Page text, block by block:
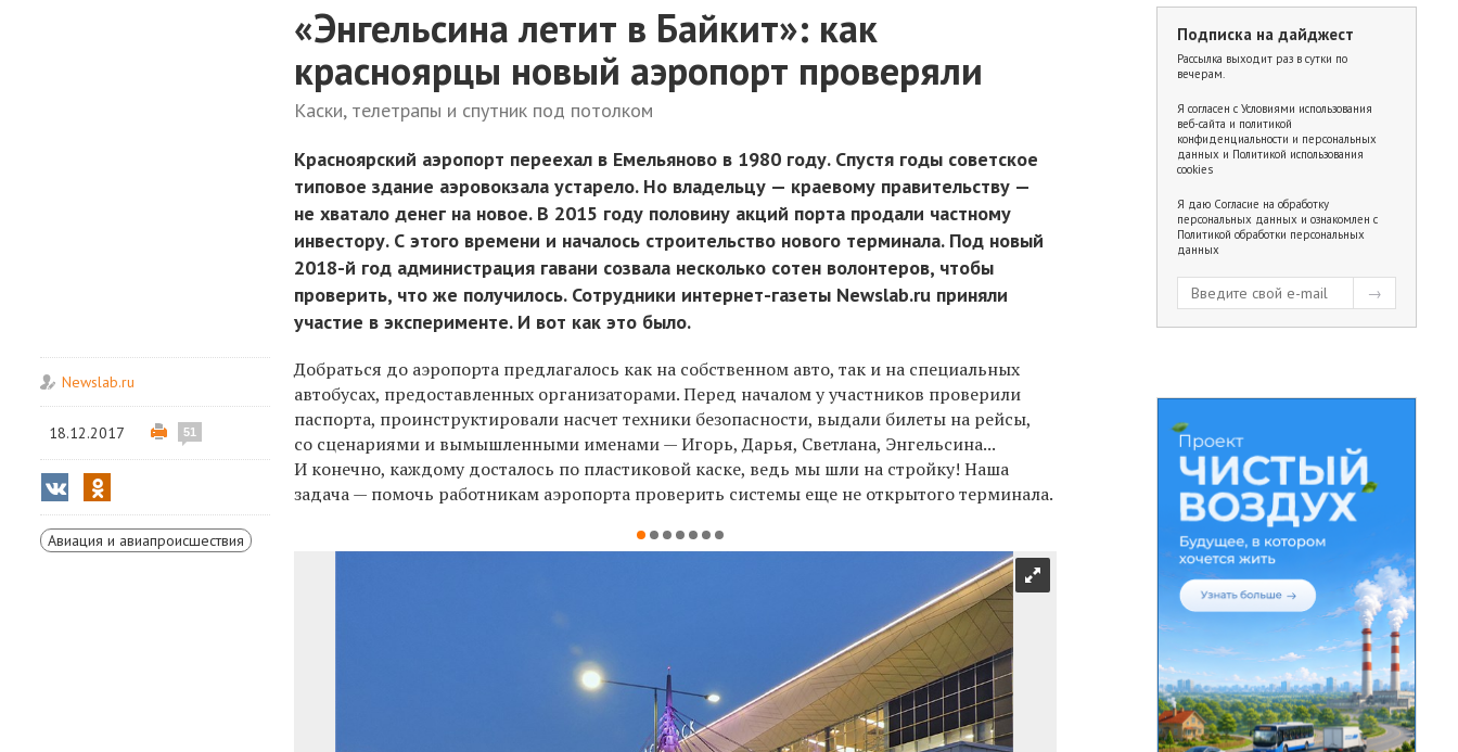
«Энгельсина летит в Байкит»: как
красноярцы новый аэропорт проверяли
Каски, телетрапы и спутник под потолком
Красноярский аэропорт переехал в Емельяново в 1980 году. Спустя годы советское
типовое здание аэровокзала устарело. Но владельцу — краевому правительству —
не хватало денег на новое. В 2015 году половину акций порта продали частному
инвестору. С этого времени и началось строительство нового терминала. Под новый
2018-й год администрация гавани созвала несколько сотен волонтеров, чтобы
проверить, что же получилось. Сотрудники интернет-газеты Newslab.ru приняли
участие в эксперименте. И вот как это было.
Newslab.ru
18.12.2017 51
Авиация и авиапроисшествия
Добраться до аэропорта предлагалось как на собственном авто, так и на специальных
автобусах, предоставленных организаторами. Перед началом у участников проверили
паспорта, проинструктировали насчет техники безопасности, выдали билеты на рейсы,
со сценариями и вымышленными именами — Игорь, Дарья, Светлана, Энгельсина...
И конечно, каждому досталось по пластиковой каске, ведь мы шли на стройку! Наша
задача — помочь работникам аэропорта проверить системы еще не открытого терминала.
Подписка на дайджест
Рассылка выходит раз в сутки по
вечерам.
Я согласен с Условиями использования
веб-сайта и политикой
конфиденциальности и персональных
данных и Политикой использования
cookies
Я даю Согласие на обработку
персональных данных и ознакомлен с
Политикой обработки персональных
данных